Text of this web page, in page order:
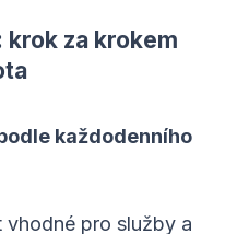
krok za krokem
každodenního
pro služby a